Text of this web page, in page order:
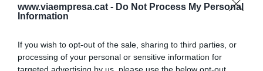
www.viaempresa.cat - Do Not Process My Personal
Information
If you wish to opt-out of the sale, sharing to third parties, or
processing of your personal or sensitive information for
targeted advertising by us, please use the below opt-out